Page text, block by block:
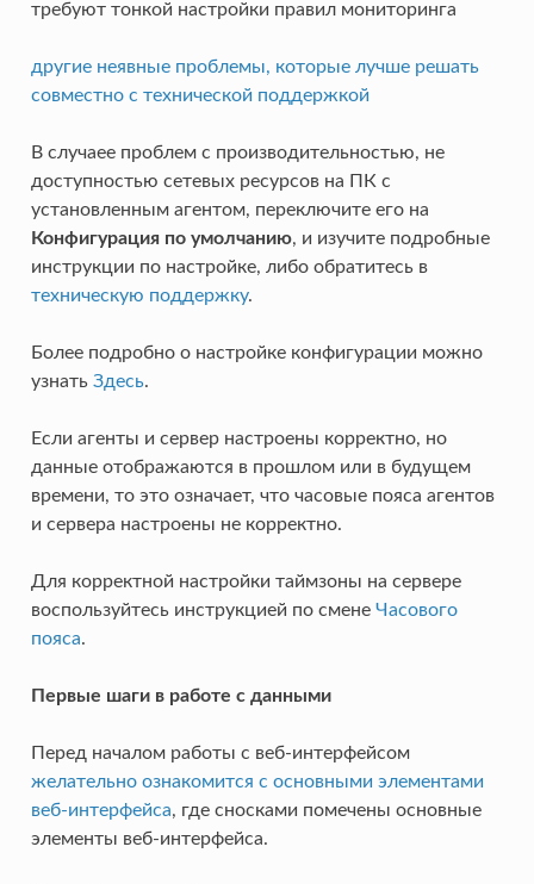
требуют тонкой настройки правил мониторинга
другие неявные проблемы, которые лучше решать
совместно с технической поддержкой
В случаее проблем с производительностью, не
доступностью сетевых ресурсов на ПК с
установленным агентом, переключите его на
Конфигурация по умолчанию, и изучите подробные
инструкции по настройке, либо обратитесь в
техническую поддержку.
Более подробно о настройке конфигурации можно
узнать Здесь.
Если агенты и сервер настроены корректно, но
данные отображаются в прошлом или в будущем
времени, то это означает, что часовые пояса агентов
и сервера настроены не корректно.
Для корректной настройки таймзоны на сервере
воспользуйтесь инструкцией по смене Часового
пояса.
Первые шаги в работе с данными
Перед началом работы с веб-интерфейсом
желательно ознакомится с основными элементами
веб-интерфейса, где сносками помечены основные
элементы веб-интерфейса.